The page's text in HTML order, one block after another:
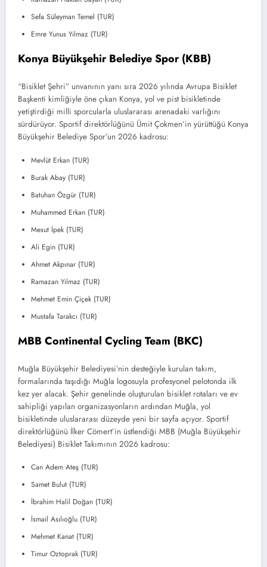
Sefa Süleyman Temel (TUR)
Emre Yunus Yılmaz (TUR)
Konya Büyükşehir Belediye Spor (KBB)
“Bisiklet Şehri” unvanının yanı sıra 2026 yılında Avrupa Bisiklet
Başkenti kimliğiyle öne çıkan Konya, yol ve pist bisikletinde
yetiştirdiği milli sporcularla uluslararası arenadaki varlığını
sürdürüyor. Sportif direktörlüğünü Ümit Çokmen’in yürüttüğü Konya
Büyükşehir Belediye Spor’un 2026 kadrosu:
Mevlüt Erkan (TUR)
Burak Abay (TUR)
Batuhan Özgür (TUR)
Muhammed Erkan (TUR)
Mesut İpek (TUR)
Ali Egin (TUR)
Ahmet Akpınar (TUR)
Ramazan Yılmaz (TUR)
Mehmet Emin Çiçek (TUR)
Mustafa Tarakcı (TUR)
MBB Continental Cycling Team (BKC)
Muğla Büyükşehir Belediyesi’nin desteğiyle kurulan takım,
formalarında taşıdığı Muğla logosuyla profesyonel pelotonda ilk
kez yer alacak. Şehir genelinde oluşturulan bisiklet rotaları ve ev
sahipliği yapılan organizasyonların ardından Muğla, yol
bisikletinde uluslararası düzeyde yeni bir sayfa açıyor. Sportif
direktörlüğünü İlker Cömert’in üstlendiği MBB (Muğla Büyükşehir
Belediyesi) Bisiklet Takımının 2026 kadrosu:
Can Adem Ateş (TUR)
Samet Bulut (TUR)
İbrahim Halil Doğan (TUR)
İsmail Asılıoğlu (TUR)
Mehmet Kanat (TUR)
Timur Oztoprak (TUR)